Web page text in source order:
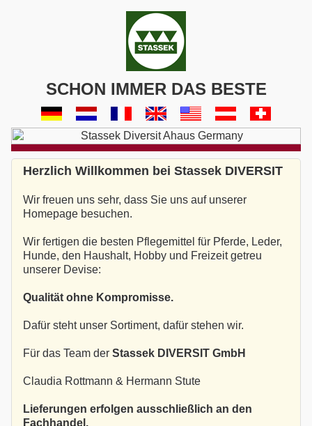
SCHON IMMER DAS BESTE
Herzlich Willkommen bei Stassek DIVERSIT
Wir freuen uns sehr, dass Sie uns auf unserer
Homepage besuchen.
Wir fertigen die besten Pflegemittel für Pferde, Leder,
Hunde, den Haushalt, Hobby und Freizeit getreu
unserer Devise:
Qualität ohne Kompromisse.
Dafür steht unser Sortiment, dafür stehen wir.
Für das Team der Stassek DIVERSIT GmbH
Claudia Rottmann & Hermann Stute
Lieferungen erfolgen ausschließlich an den
Fachhandel.